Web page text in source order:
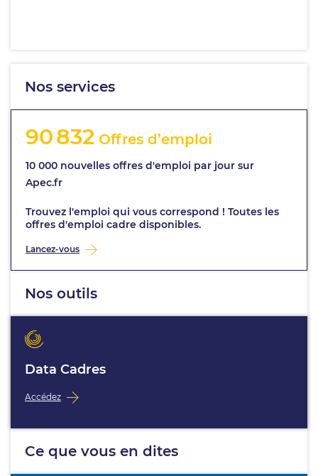
Nos services
90 832 Offres d’emploi
10 000 nouvelles offres d'emploi par jour sur
Apec.fr
Trouvez l'emploi qui vous correspond ! Toutes les
offres d'emploi cadre disponibles.
Lancez-vous
Nos outils
Data Cadres
Accédez
Ce que vous en dites